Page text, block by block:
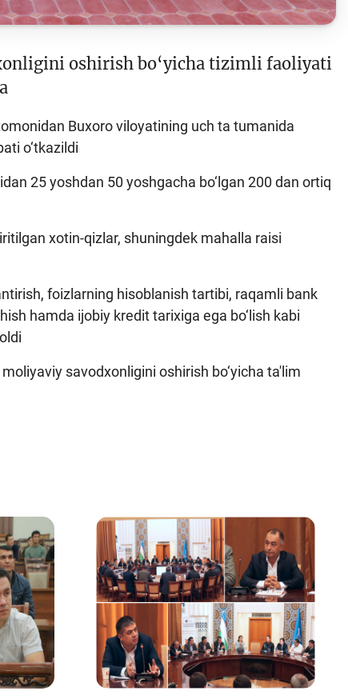
oshirish bo‘yicha tizimli faoliyati
Buxoro viloyatining uch ta tumanida
o‘tkazildi
25 yoshdan 50 yoshgacha bo‘lgan 200 dan ortiq
xotin-qizlar, shuningdek mahalla raisi
foizlarning hisoblanish tartibi, raqamli bank
hamda ijobiy kredit tarixiga ega bo‘lish kabi
savodxonligini oshirish bo‘yicha ta'lim